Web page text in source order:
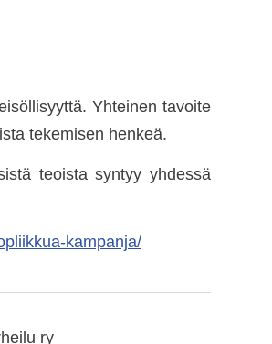
Yhteinen tavoite
tekemisen henkeä.
teoista syntyy yhdessä
kampanja/
ry